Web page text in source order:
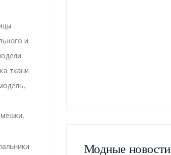
и
ткани
Модные новости